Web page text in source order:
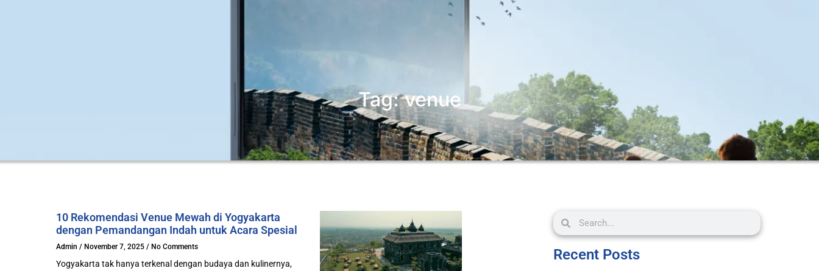
Tag: venue
10 Rekomendasi Venue Mewah di Yogyakarta
dengan Pemandangan Indah untuk Acara Spesial
Admin November 7, 2025 No Comments
Yogyakarta tak hanya terkenal dengan budaya dan kulinernya,
Recent Posts